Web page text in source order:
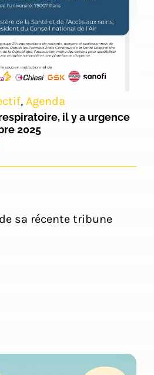
, Agenda
il y a urgence
2025
sa récente tribune